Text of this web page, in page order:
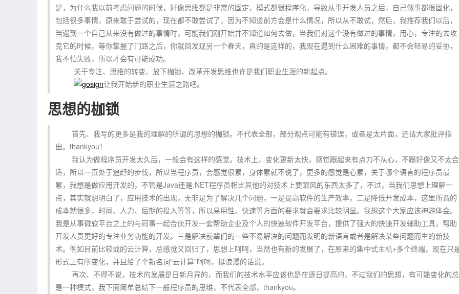
是，为什么我以前考虑问题的时候，好像思维都是非常的固定，模式都很程序化，导致从事开发人员之后，自己做事都很固化，
包括很多事情，原来敢于尝试的，现在都不敢尝试了，因为不知道前方会是什么情况，所以从不敢试，然后，我推荐我们以后，
当遇到一个自己从来没有做过的事情时，可能我们刚开始并不知道如何去做，当我们对这个没有做过的事情，用心，专注的去攻
克它的时候，等你掌握了门路之后，你就回发现另一个春天，真的是这样的，我现在遇到什么困难的事情，都不会轻易的妥协，
我不怕失败，所以才会有可能成功。
关于专注、思维的转变、放下枷锁、改革开发思维也许是我们职业生涯的新起点。
让我开始新的职业生涯之路吧。
思想的枷锁
首先、我写的更多是我的理解的所谓的思想的枷锁。不代表全部，部分观点可能有错误，或者是太片面，还请大家批评指
出。thankyou！
我认为做程序员开发太久后，一般会有这样的感觉。技术上，变化更新太快，感觉跟起来有点力不从心，不跟好像又不太合
适，所以一直处于追赶的步伐，所以当程序员，会感觉很累，身体累就不说了，更多的感觉是心累，关于哪个语言的程序员最
累，我想是做应用开发的，不管是Java还是.NET程序员相比其他的对技术上要跟风的东西太多了，不过，当我们思想上理解一
点，其实就想明白了，应用技术的出现，无非是为了解决几个问题，一是提高软件的生产效率，二是降低开发成本，这里所谓的
成本就很多，时间、人力、后期的投入等等，所以易用性、快速等方面的要求就会要求比较明显。我想这个大家应该神游体会。
我是从事微软平台之上的与同事一起合伙开发一套帮助企业及个人的快速软件开发平台，提供了强大的快速开发辅助工具，帮助
开发人员更好的专注业务功能的开发。三是解决前辈们的一些不易解决的问题而发明的新语言或者是解决某些问题而生的新技
术。例如目前比较或的云计算，总感觉又回归了，思想上呵呵，当然也有新的发展了，在原来的集中式主机+多个终端，现在只
形式上有所变化，并且给了个新名词“云计算”呵呵，挺浪漫的话说。
再次、不得不说，技术的发展是日新月异的，而我们的技术水平应该也是在逐日提高的，不过我们的思想，有可能变化的总
是一种模式，我下面简单总结下一般程序员的思维，不代表全部，thankyou。